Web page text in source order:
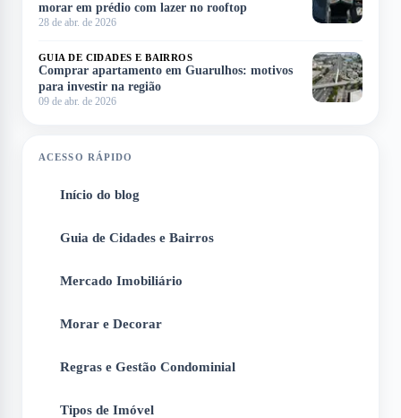
morar em prédio com lazer no rooftop
28 de abr. de 2026
GUIA DE CIDADES E BAIRROS
Comprar apartamento em Guarulhos: motivos
para investir na região
09 de abr. de 2026
ACESSO RÁPIDO
Início do blog
Guia de Cidades e Bairros
Mercado Imobiliário
Morar e Decorar
Regras e Gestão Condominial
Tipos de Imóvel